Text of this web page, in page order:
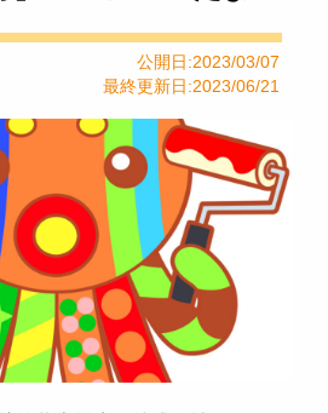
公開日:2023/03/07
最終更新日:2023/06/21